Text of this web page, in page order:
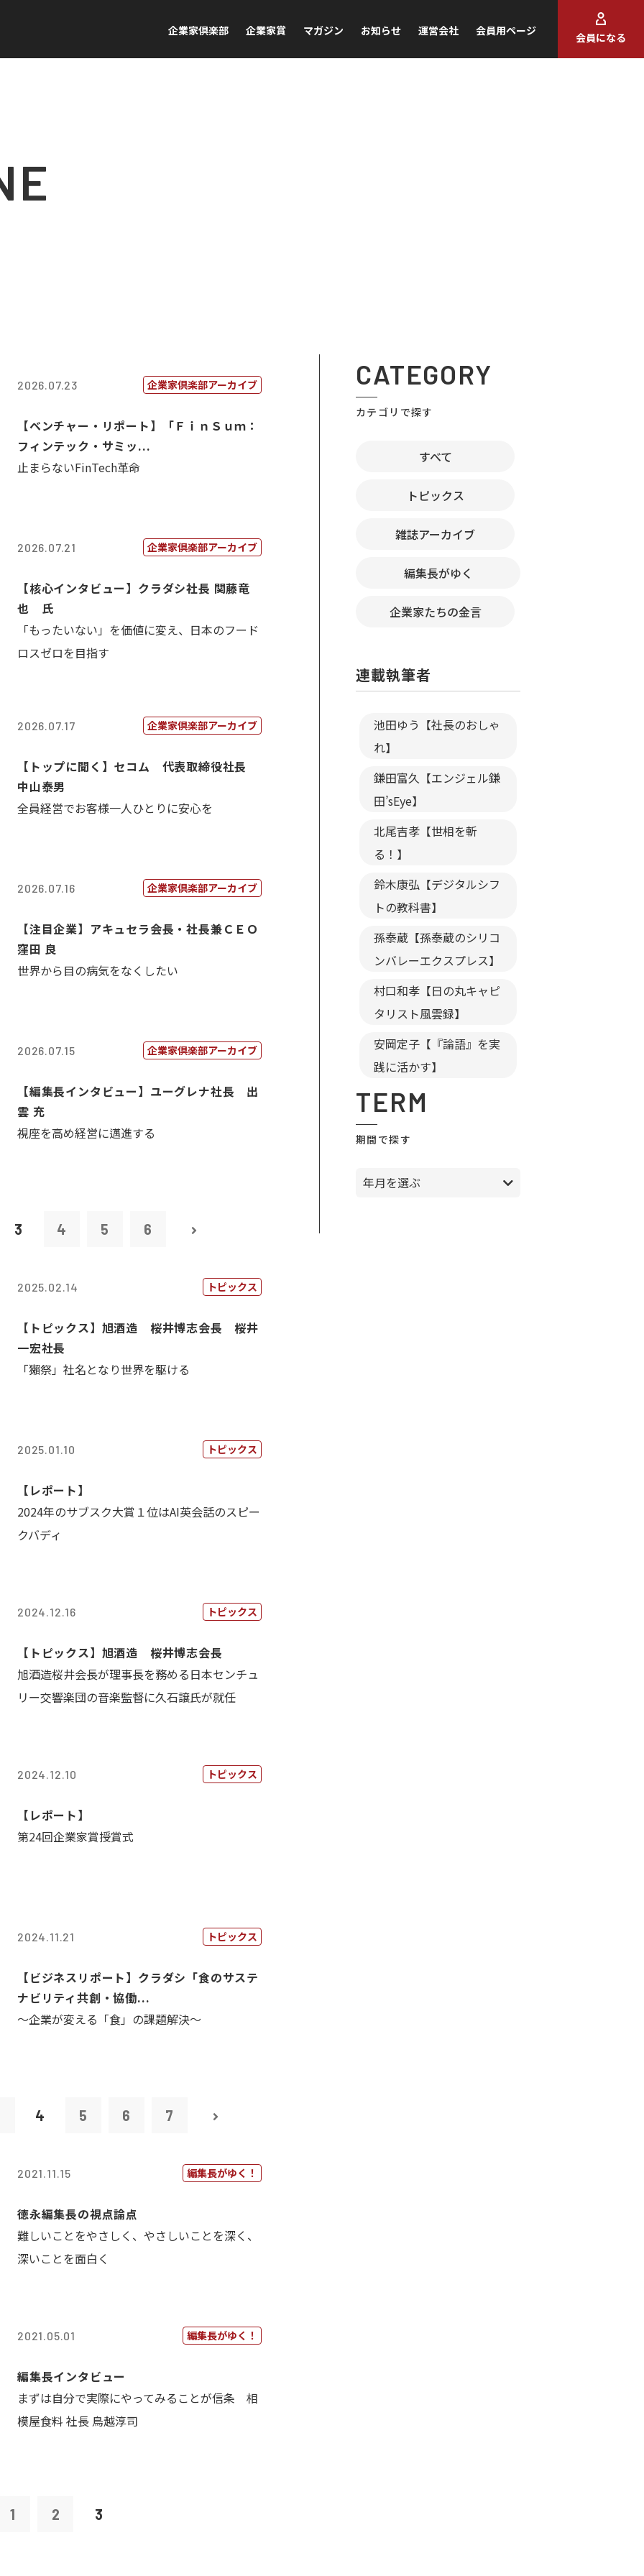
企業家倶楽部 企業家賞 マガジン お知らせ 運営会社 会員用ページ
会員になる
2026.07.23 企業家倶楽部アーカイブ
【ベンチャー・リポート】「ＦｉｎＳｕｍ：
フィンテック・サミッ...
止まらないFinTech革命
2026.07.21 企業家倶楽部アーカイブ
【核心インタビュー】クラダシ社長 関藤竜
也 氏
「もったいない」を価値に変え、日本のフード
ロスゼロを目指す
2026.07.17 企業家倶楽部アーカイブ
【トップに聞く】セコム 代表取締役社長
中山泰男
全員経営でお客様一人ひとりに安心を
2026.07.16 企業家倶楽部アーカイブ
【注目企業】アキュセラ会長・社長兼ＣＥＯ
窪田 良
世界から目の病気をなくしたい
2026.07.15 企業家倶楽部アーカイブ
【編集長インタビュー】ユーグレナ社長 出
雲 充
視座を高め経営に邁進する
3 4 5 6
2025.02.14 トピックス
【トピックス】旭酒造 桜井博志会長 桜井
一宏社長
「獺祭」社名となり世界を駆ける
2025.01.10 トピックス
【レポート】
2024年のサブスク大賞１位はAI英会話のスピー
クバディ
2024.12.16 トピックス
【トピックス】旭酒造 桜井博志会長
旭酒造桜井会長が理事長を務める日本センチュ
リー交響楽団の音楽監督に久石譲氏が就任
2024.12.10 トピックス
【レポート】
第24回企業家賞授賞式
2024.11.21 トピックス
【ビジネスリポート】クラダシ「食のサステ
ナビリティ共創・協働...
～企業が変える「食」の課題解決～
4 5 6 7
2021.11.15 編集長がゆく！
徳永編集長の視点論点
難しいことをやさしく、やさしいことを深く、
深いことを面白く
2021.05.01 編集長がゆく！
編集長インタビュー
まずは自分で実際にやってみることが信条 相
模屋食料 社長 鳥越淳司
1 2 3
CATEGORY
カテゴリで探す
すべて
トピックス
雑誌アーカイブ
編集長がゆく
企業家たちの金言
連載執筆者
池田ゆう【社長のおしゃ
れ】
鎌田富久【エンジェル鎌
田’sEye】
北尾吉孝【世相を斬
る！】
鈴木康弘【デジタルシフ
トの教科書】
孫泰蔵【孫泰蔵のシリコ
ンバレーエクスプレス】
村口和孝【日の丸キャピ
タリスト風雲録】
安岡定子【『論語』を実
践に活かす】
TERM
期間で探す
年月を選ぶ